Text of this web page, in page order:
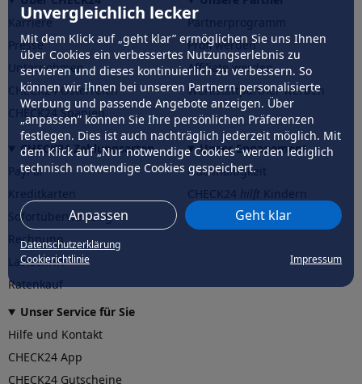
Unvergleichlich lecker
Mit dem Klick auf „geht klar” ermöglichen Sie uns Ihnen
über Cookies ein verbessertes Nutzungserlebnis zu
servieren und dieses kontinuierlich zu verbessern. So
können wir Ihnen bei unseren Partnern personalisierte
Werbung und passende Angebote anzeigen. Über
„anpassen” können Sie Ihre persönlichen Präferenzen
festlegen. Dies ist auch nachträglich jederzeit möglich. Mit
dem Klick auf „Nur notwendige Cookies” werden lediglich
technisch notwendige Cookies gespeichert.
Anpassen Geht klar
Datenschutzerklärung
Cookierichtlinie
Impressum
Karriere
Presse
Unternehmen
CHECK24 Österreich
CHECK24 Spanien
Partnerprogramm
Profi werden
Affiliate werden
Werkstattpartner werden
CHECK24 Zahlungsarten
PayPal
Sofortüberweisung
Rechnung
Lastschrift
Ratenkauf
Unser Engagement
Nachhaltigkeit
CHECK24hilftder Natur
Unser Service für Sie
Hilfe und Kontakt
CHECK24 App
CHECK24 Gutscheine